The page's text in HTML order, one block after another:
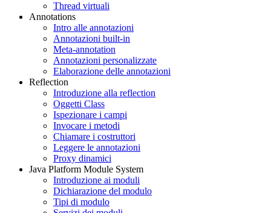
Thread virtuali
Annotations
Intro alle annotazioni
Annotazioni built-in
Meta-annotation
Annotazioni personalizzate
Elaborazione delle annotazioni
Reflection
Introduzione alla reflection
Oggetti Class
Ispezionare i campi
Invocare i metodi
Chiamare i costruttori
Leggere le annotazioni
Proxy dinamici
Java Platform Module System
Introduzione ai moduli
Dichiarazione del modulo
Tipi di modulo